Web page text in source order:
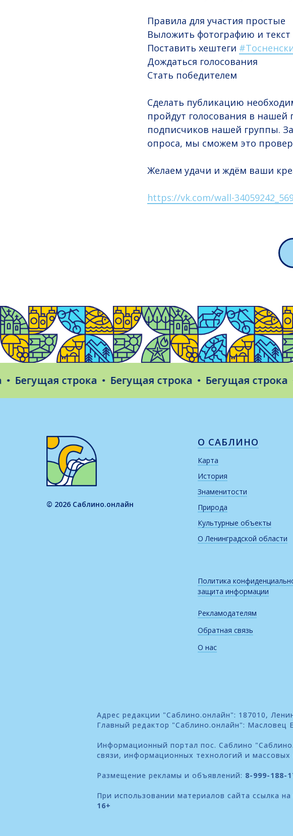
Правила для участия простые
Выложить фотографию и
Поставить хештеги
Дождаться голосования
Стать победителем
Сделать публикацию
пройдут голосования в нашей
подписчиков нашей группы.
опроса, мы сможем это
Желаем удачи и ждём ваши
https://vk.com/wall-
Бегущая строка Бегущая строка Бегущая строка
© 2026 Саблино.онлайн
О САБЛИНО
Карта
История
Знаменитости
Природа
Культурные объекты
О Ленинградской области
Политика
защита информации
Рекламодателям
Обратная связь
О нас
Адрес редакции "Саблино.онлайн": 187010,
Главный редактор "Саблино.онлайн": Масловец
Информационный портал пос. Саблино
связи, информационных технологий и
Размещение рекламы и объявлений: 8-999-188-
При использовании материалов сайта ссылка
16+